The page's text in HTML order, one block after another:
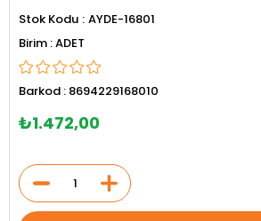
Stok Kodu AYDE-16801
ADET
Barkod : 8694229168010
₺1.472,00